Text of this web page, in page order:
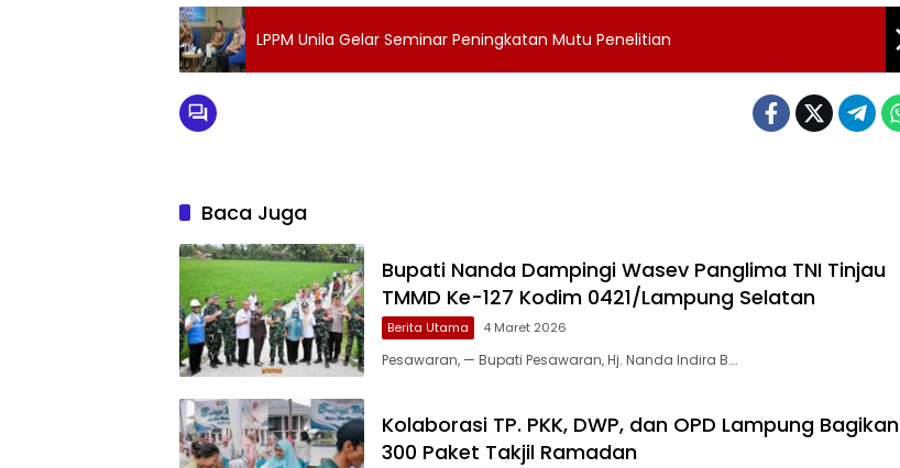
LPPM Unila Gelar Seminar Peningkatan Mutu Penelitian
Baca Juga
Bupati Nanda Dampingi Wasev Panglima TNI Tinjau
TMMD Ke-127 Kodim 0421/Lampung Selatan
Berita Utama 4 Maret 2026
Pesawaran, — Bupati Pesawaran, Hj. Nanda Indira B….
Kolaborasi TP. PKK, DWP, dan OPD Lampung Bagikan
300 Paket Takjil Ramadan